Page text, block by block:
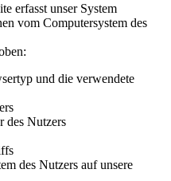
erfasst unser System
vom Computersystem des
und die verwendete
des Nutzers
des Nutzers auf unsere